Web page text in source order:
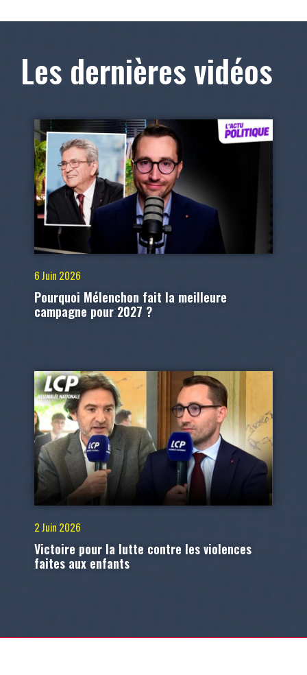
Les dernières vidéos
6 Juin 2026
Pourquoi Mélenchon fait la meilleure
campagne pour 2027 ?
2 Juin 2026
Victoire pour la lutte contre les violences
faites aux enfants